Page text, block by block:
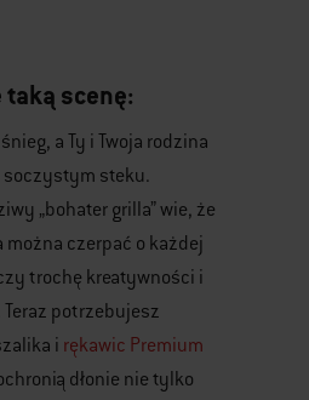
taką scenę:
a Ty i Twoja rodzina
steku.
„bohater grilla” wie, że
można czerpać o każdej
trochę kreatywności i
potrzebujesz
i rękawic Premium
dłonie nie tylko